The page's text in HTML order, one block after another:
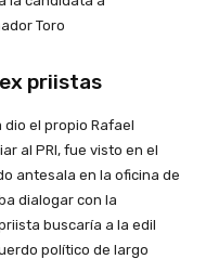
Toro
priistas
el propio Rafael
al PRI, fue visto en el
antesala en la oficina de
dialogar con la
buscaría a la edil
político de largo